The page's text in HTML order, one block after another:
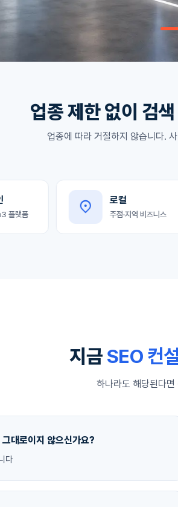
업종 제한 없이 검
업종에 따라 거절하지 않습니다.
로컬
주점·지역 비즈니스
지금 SEO 컨
하나라도 해당된다
대로이지 않으신가요?
다